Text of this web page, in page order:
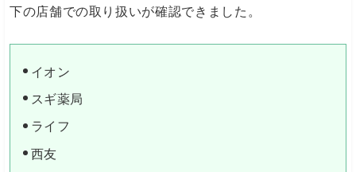
下の店舗での取り扱いが確認できました。
イオン
スギ薬局
ライフ
西友